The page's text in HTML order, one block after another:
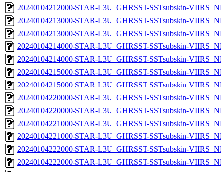
20240104212000-STAR-L3U_GHRSST-SSTsubskin-
20240104213000-STAR-L3U_GHRSST-SSTsubskin-
20240104213000-STAR-L3U_GHRSST-SSTsubskin-
20240104214000-STAR-L3U_GHRSST-SSTsubskin-
20240104214000-STAR-L3U_GHRSST-SSTsubskin-
20240104215000-STAR-L3U_GHRSST-SSTsubskin-
20240104215000-STAR-L3U_GHRSST-SSTsubskin-
20240104220000-STAR-L3U_GHRSST-SSTsubskin-
20240104220000-STAR-L3U_GHRSST-SSTsubskin-
20240104221000-STAR-L3U_GHRSST-SSTsubskin-
20240104221000-STAR-L3U_GHRSST-SSTsubskin-
20240104222000-STAR-L3U_GHRSST-SSTsubskin-
20240104222000-STAR-L3U_GHRSST-SSTsubskin-